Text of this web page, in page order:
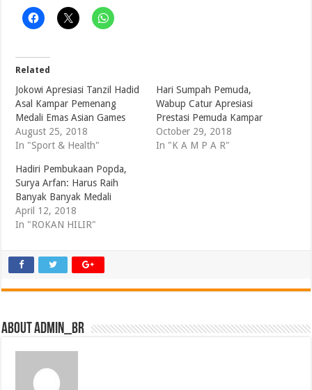
Related
Jokowi Apresiasi Tanzil Hadid
Asal Kampar Pemenang
Medali Emas Asian Games
August 25, 2018
In "Sport & Health"
Hari Sumpah Pemuda,
Wabup Catur Apresiasi
Prestasi Pemuda Kampar
October 29, 2018
In "K A M P A R"
Hadiri Pembukaan Popda,
Surya Arfan: Harus Raih
Banyak Banyak Medali
April 12, 2018
In "ROKAN HILIR"
About admin_br